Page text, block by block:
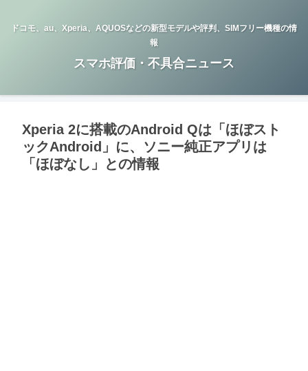
ドコモ、au、Xperia、AQUOSなどの新型モデルや評判、SIMフリー機種の情
報
スマホ評価・不具合ニュース
Xperia 2に搭載のAndroid Qは「ほぼスト
ックAndroid」に、ソニー純正アプリは
「ほぼなし」との情報